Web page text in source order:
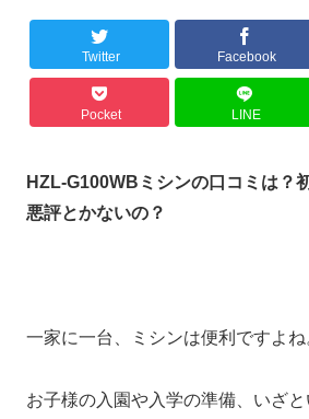
Twitter Facebook
Pocket LINE
HZL-G100WBミシンの口コミは？
悪評とかないの？
一家に一台、ミシンは便利ですよね
お子様の入園や入学の準備、いざ